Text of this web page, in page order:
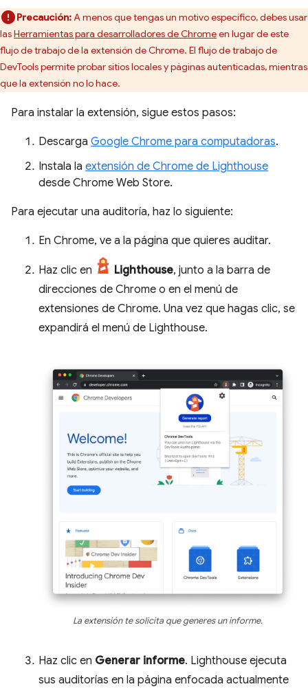
Precaución:A menos que tengas un motivo específico, debes usar
lasHerramientas para desarrolladores de Chromeen lugar de este
flujo de trabajo de la extensión de Chrome. El flujo de trabajo de
DevTools permite probar sitios locales y páginas autenticadas, mientras
que la extensión no lo hace.
Para instalar la extensión, sigue estos pasos:
Descarga Google Chrome para computadoras.
Instala la extensión de Chrome de Lighthouse
desde Chrome Web Store.
Para ejecutar una auditoría, haz lo siguiente:
En Chrome, ve a la página que quieres auditar.
Haz clic en Lighthouse, junto a la barra de
direcciones de Chrome o en el menú de
extensiones de Chrome. Una vez que hagas clic, se
expandirá el menú de Lighthouse.
La extensión te solicita que generes un informe.
Haz clic en Generar informe. Lighthouse ejecuta
sus auditorías en la página enfocada actualmente